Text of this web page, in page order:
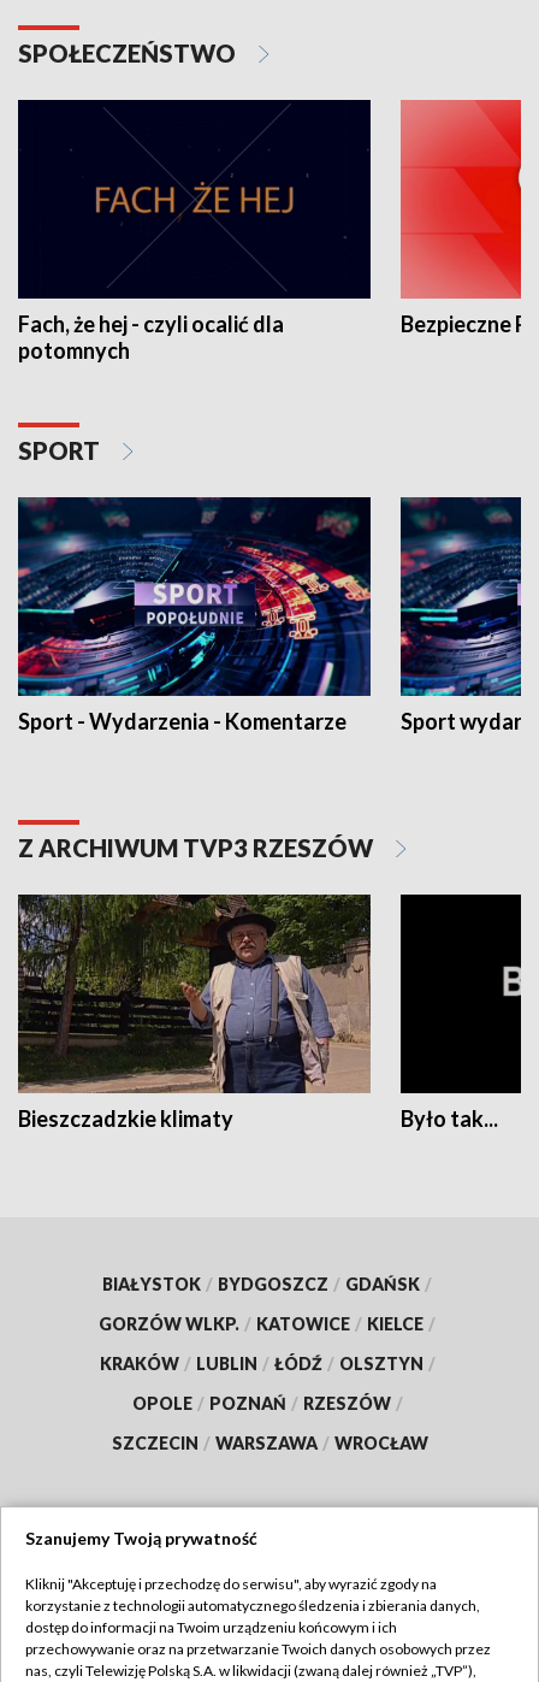
SPOŁECZEŃSTWO
Fach, że hej - czyli ocalić dla
potomnych
Bezpieczne
SPORT
Sport - Wydarzenia - Komentarze Sport
Z ARCHIWUM TVP3 RZESZÓW
Bieszczadzkie klimaty Było tak...
BIAŁYSTOK / BYDGOSZCZ / GDAŃSK /
GORZÓW WLKP. / KATOWICE / KIELCE /
KRAKÓW / LUBLIN / ŁÓDŹ / OLSZTYN /
OPOLE / POZNAŃ / RZESZÓW /
SZCZECIN / WARSZAWA / WROCŁAW
TVP
Abonament TVP
Regulamin TVP
Szanujemy Twoją prywatność
Kliknij "Akceptuję i przechodzę do serwisu", aby wyrazić zgody na
korzystanie z technologii automatycznego śledzenia i zbierania danych,
dostęp do informacji na Twoim urządzeniu końcowym i ich
przechowywanie oraz na przetwarzanie Twoich danych osobowych przez
nas, czyli Telewizję Polską S.A. w likwidacji (zwaną dalej również „TVP”),